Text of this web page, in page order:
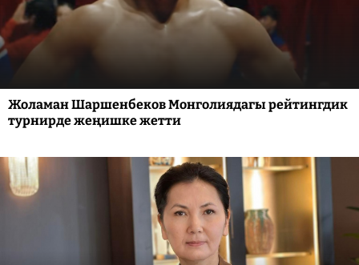
Жоламан Шаршенбеков Монголиядагы рейтингдик
турнирде жеңишке жетти